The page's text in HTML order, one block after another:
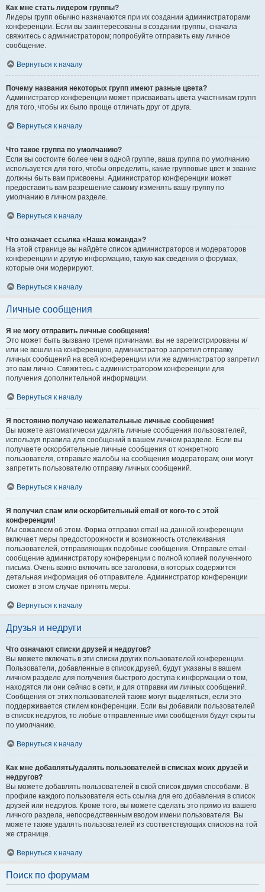
Как мне стать лидером группы?
Лидеры групп обычно назначаются при их создании администраторами
конференции. Если вы заинтересованы в создании группы, сначала
свяжитесь с администратором; попробуйте отправить ему личное
сообщение.
Вернуться к началу
Почему названия некоторых групп имеют разные цвета?
Администратор конференции может присваивать цвета участникам групп
для того, чтобы их было проще отличать друг от друга.
Вернуться к началу
Что такое группа по умолчанию?
Если вы состоите более чем в одной группе, ваша группа по умолчанию
используется для того, чтобы определить, какие групповые цвет и звание
должны быть вам присвоены. Администратор конференции может
предоставить вам разрешение самому изменять вашу группу по
умолчанию в личном разделе.
Вернуться к началу
Что означает ссылка «Наша команда»?
На этой странице вы найдёте список администраторов и модераторов
конференции и другую информацию, такую как сведения о форумах,
которые они модерируют.
Вернуться к началу
Личные сообщения
Я не могу отправить личные сообщения!
Это может быть вызвано тремя причинами: вы не зарегистрированы и/
или не вошли на конференцию, администратор запретил отправку
личных сообщений на всей конференции или же администратор запретил
это вам лично. Свяжитесь с администратором конференции для
получения дополнительной информации.
Вернуться к началу
Я постоянно получаю нежелательные личные сообщения!
Вы можете автоматически удалять личные сообщения пользователей,
используя правила для сообщений в вашем личном разделе. Если вы
получаете оскорбительные личные сообщения от конкретного
пользователя, отправьте жалобы на сообщения модераторам; они могут
запретить пользователю отправку личных сообщений.
Вернуться к началу
Я получил спам или оскорбительный email от кого-то с этой
конференции!
Мы сожалеем об этом. Форма отправки email на данной конференции
включает меры предосторожности и возможность отслеживания
пользователей, отправляющих подобные сообщения. Отправьте email-
сообщение администратору конференции с полной копией полученного
письма. Очень важно включить все заголовки, в которых содержится
детальная информация об отправителе. Администратор конференции
сможет в этом случае принять меры.
Вернуться к началу
Друзья и недруги
Что означают списки друзей и недругов?
Вы можете включать в эти списки других пользователей конференции.
Пользователи, добавленные в список друзей, будут указаны в вашем
личном разделе для получения быстрого доступа к информации о том,
находятся ли они сейчас в сети, и для отправки им личных сообщений.
Сообщения от этих пользователей также могут выделяться, если это
поддерживается стилем конференции. Если вы добавили пользователей
в список недругов, то любые отправленные ими сообщения будут скрыты
по умолчанию.
Вернуться к началу
Как мне добавлять/удалять пользователей в списках моих друзей и
недругов?
Вы можете добавлять пользователей в свой список двумя способами. В
профиле каждого пользователя есть ссылка для его добавления в список
друзей или недругов. Кроме того, вы можете сделать это прямо из вашего
личного раздела, непосредственным вводом имени пользователя. Вы
можете также удалять пользователей из соответствующих списков на той
же странице.
Вернуться к началу
Поиск по форумам